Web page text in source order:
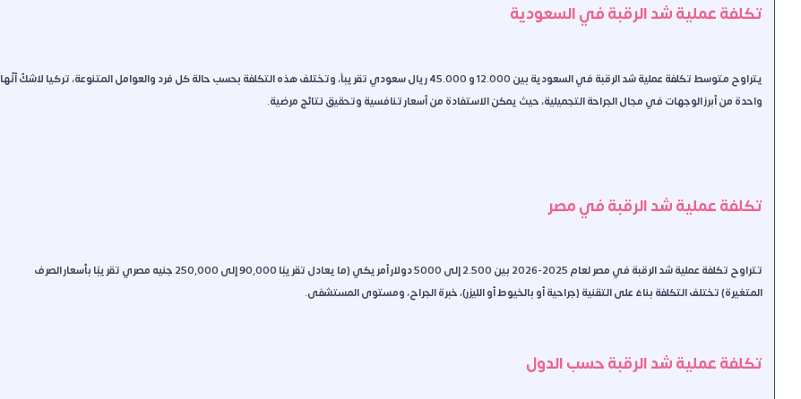
تكلفة عملية شد الرقبة في السعودية
يتراوح متوسط تكلفة عملية شد الرقبة في السعودية بين 12.000 و 45.000 ريال سعودي تقريباً، وتختلف هذه التكلفة بحسب حالة كل فرد والعوامل المتنوعة، تركيا لاشكّ أنّها
واحدة من أبرز الوجهات في مجال الجراحة التجميلية، حيث يمكن الاستفادة من أسعار تنافسية وتحقيق نتائج مرضية.
تكلفة عملية شد الرقبة في مصر
تتراوح تكلفة عملية شد الرقبة في مصر لعام 2025-2026 بين 2.500 إلى 5000 دولار أمريكي (ما يعادل تقريبًا 90,000 إلى 250,000 جنيه مصري تقريبًا بأسعار الصرف
المتغيرة) تختلف التكلفة بناءً على التقنية (جراحية أو بالخيوط أو الليزر)، خبرة الجراح، ومستوى المستشفى.
تكلفة عملية شد الرقبة حسب الدول